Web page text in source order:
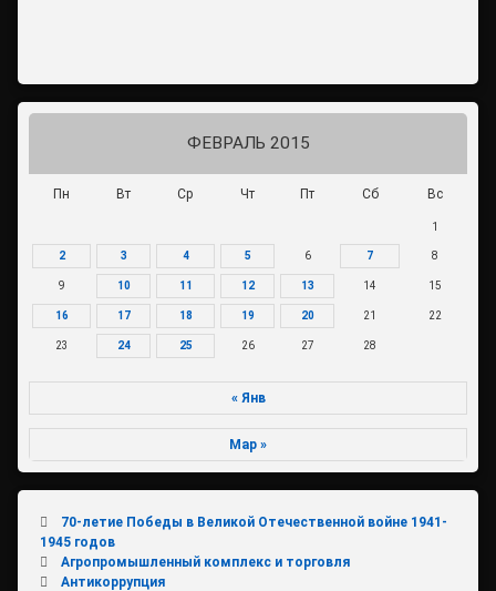
ФЕВРАЛЬ 2015
Пн Вт Ср Чт Пт Сб Вс
1
2 3 4 5 6 7 8
9 10 11 12 13 14 15
16 17 18 19 20 21 22
23 24 25 26 27 28
« Янв
Мар »
70-летие Победы в Великой Отечественной войне 1941-
1945 годов
Агропромышленный комплекс и торговля
Антикоррупция